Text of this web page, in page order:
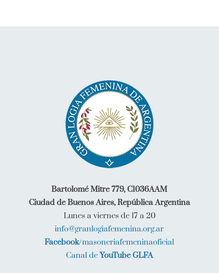
Bartolomé Mitre 779, C1036AAM
Ciudad de Buenos Aires, República Argentina
Lunes a viernes de 17 a 20
info@granlogiafemenina.org.ar
Facebook/masoneriafemeninaoficial
Canal deYouTube GLFA